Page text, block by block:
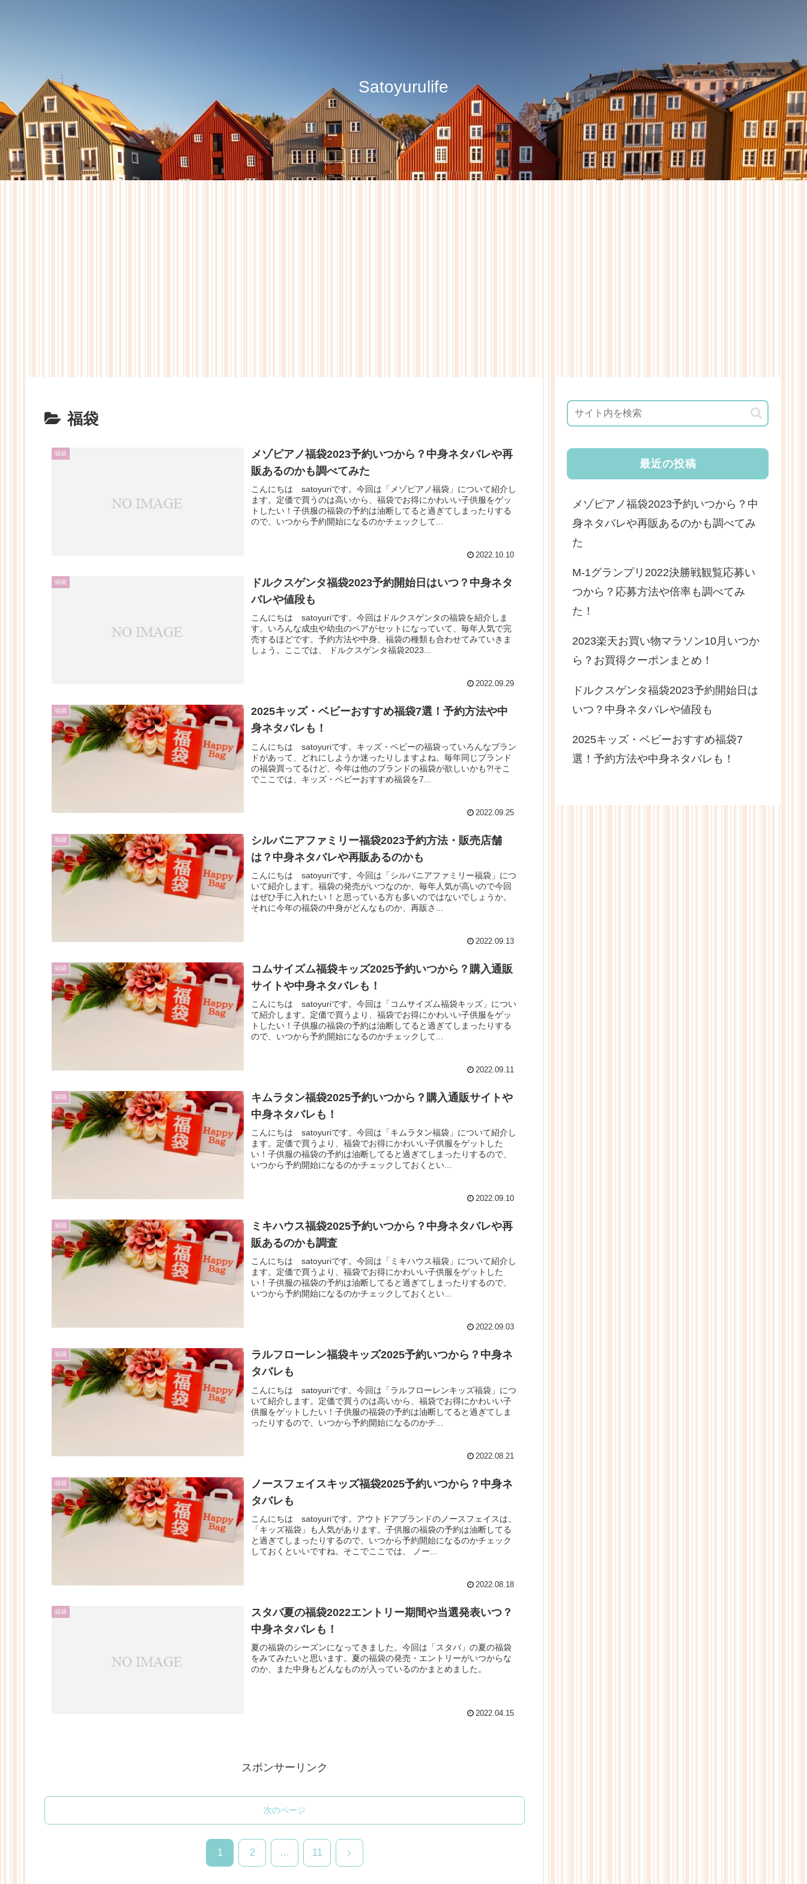
Satoyurulife
福袋
福袋
メゾピアノ福袋2023予約いつから？中身ネタバレや再
販あるのかも調べてみた
こんにちは satoyuriです。今回は「メゾピアノ福袋」について紹介し
ます。定価で買うのは高いから、福袋でお得にかわいい子供服をゲッ
トしたい！子供服の福袋の予約は油断してると過ぎてしまったりする
ので、いつから予約開始になるのかチェックして...
2022.10.10
福袋
ドルクスゲンタ福袋2023予約開始日はいつ？中身ネタ
バレや値段も
こんにちは satoyuriです。今回はドルクスゲンタの福袋を紹介しま
す。いろんな成虫や幼虫のペアがセットになっていて、毎年人気で完
売するほどです。予約方法や中身、福袋の種類も合わせてみていきま
しょう。ここでは、 ドルクスゲンタ福袋2023...
2022.09.29
福袋
2025キッズ・ベビーおすすめ福袋7選！予約方法や中
身ネタバレも！
こんにちは satoyuriです。キッズ・ベビーの福袋っていろんなブラン
ドがあって、どれにしようか迷ったりしますよね。毎年同じブランド
の福袋買ってるけど、今年は他のブランドの福袋が欲しいかも?!そこ
でここでは、キッズ・ベビーおすすめ福袋を7...
2022.09.25
福袋
シルバニアファミリー福袋2023予約方法・販売店舗
は？中身ネタバレや再販あるのかも
こんにちは satoyuriです。今回は「シルバニアファミリー福袋」につ
いて紹介します。福袋の発売がいつなのか、毎年人気が高いので今回
はぜひ手に入れたい！と思っている方も多いのではないでしょうか。
それに今年の福袋の中身がどんなものか、再販さ...
2022.09.13
福袋
コムサイズム福袋キッズ2025予約いつから？購入通販
サイトや中身ネタバレも！
こんにちは satoyuriです。今回は「コムサイズム福袋キッズ」につい
て紹介します。定価で買うより、福袋でお得にかわいい子供服をゲッ
トしたい！子供服の福袋の予約は油断してると過ぎてしまったりする
ので、いつから予約開始になるのかチェックして...
2022.09.11
福袋
キムラタン福袋2025予約いつから？購入通販サイトや
中身ネタバレも！
こんにちは satoyuriです。今回は「キムラタン福袋」について紹介し
ます。定価で買うより、福袋でお得にかわいい子供服をゲットした
い！子供服の福袋の予約は油断してると過ぎてしまったりするので、
いつから予約開始になるのかチェックしておくとい...
2022.09.10
福袋
ミキハウス福袋2025予約いつから？中身ネタバレや再
販あるのかも調査
こんにちは satoyuriです。今回は「ミキハウス福袋」について紹介し
ます。定価で買うより、福袋でお得にかわいい子供服をゲットした
い！子供服の福袋の予約は油断してると過ぎてしまったりするので、
いつから予約開始になるのかチェックしておくとい...
2022.09.03
福袋
ラルフローレン福袋キッズ2025予約いつから？中身ネ
タバレも
こんにちは satoyuriです。今回は「ラルフローレンキッズ福袋」につ
いて紹介します。定価で買うのは高いから、福袋でお得にかわいい子
供服をゲットしたい！子供服の福袋の予約は油断してると過ぎてしま
ったりするので、いつから予約開始になるのかチ...
2022.08.21
福袋
ノースフェイスキッズ福袋2025予約いつから？中身ネ
タバレも
こんにちは satoyuriです。アウトドアブランドのノースフェイスは、
「キッズ福袋」も人気があります。子供服の福袋の予約は油断してる
と過ぎてしまったりするので、いつから予約開始になるのかチェック
しておくといいですね。そこでここでは、 ノー...
2022.08.18
福袋
スタバ夏の福袋2022エントリー期間や当選発表いつ？
中身ネタバレも！
夏の福袋のシーズンになってきました。今回は「スタバ」の夏の福袋
をみてみたいと思います。夏の福袋の発売・エントリーがいつからな
のか、また中身もどんなものが入っているのかまとめました。
2022.04.15
スポンサーリンク
次のページ
1 2 … 11 次
最近の投稿
メゾピアノ福袋2023予約いつから？中
身ネタバレや再販あるのかも調べてみ
た
M-1グランプリ2022決勝戦観覧応募い
つから？応募方法や倍率も調べてみ
た！
2023楽天お買い物マラソン10月いつか
ら？お買得クーポンまとめ！
ドルクスゲンタ福袋2023予約開始日は
いつ？中身ネタバレや値段も
2025キッズ・ベビーおすすめ福袋7
選！予約方法や中身ネタバレも！